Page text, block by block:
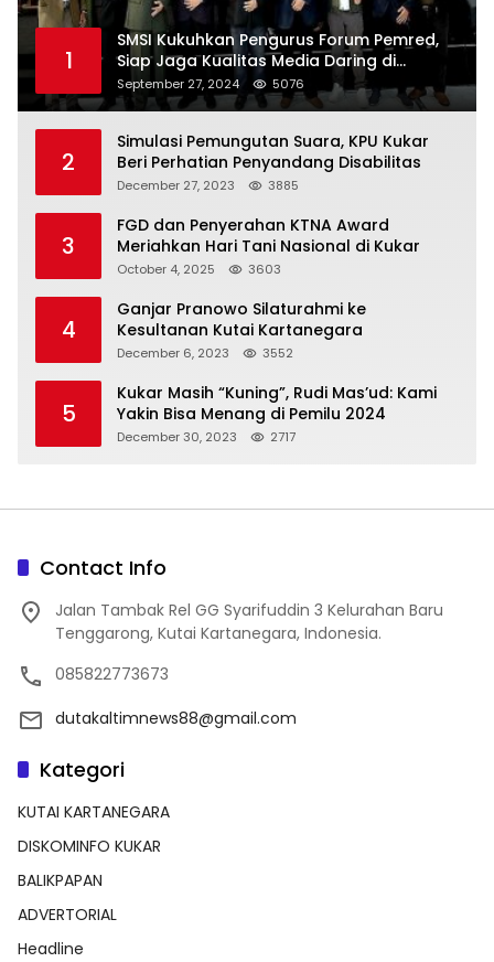
1
SMSI Kukuhkan Pengurus Forum Pemred,
Siap Jaga Kualitas Media Daring di
Indonesia
September 27, 2024 5076
2
Simulasi Pemungutan Suara, KPU Kukar
Beri Perhatian Penyandang Disabilitas
December 27, 2023 3885
3
FGD dan Penyerahan KTNA Award
Meriahkan Hari Tani Nasional di Kukar
October 4, 2025 3603
4
Ganjar Pranowo Silaturahmi ke
Kesultanan Kutai Kartanegara
December 6, 2023 3552
5
Kukar Masih “Kuning”, Rudi Mas’ud: Kami
Yakin Bisa Menang di Pemilu 2024
December 30, 2023 2717
Contact Info
Jalan Tambak Rel GG Syarifuddin 3 Kelurahan Baru
Tenggarong, Kutai Kartanegara, Indonesia.
085822773673
dutakaltimnews88@gmail.com
Kategori
KUTAI KARTANEGARA
DISKOMINFO KUKAR
BALIKPAPAN
ADVERTORIAL
Headline